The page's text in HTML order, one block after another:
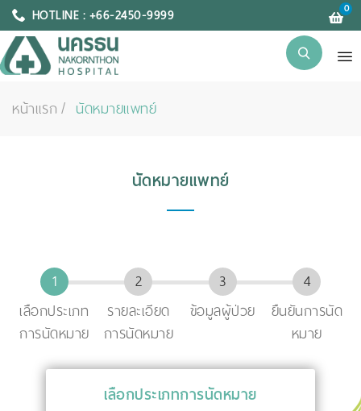
HOTLINE : +66-2450-9999 0
หน้าแรก นัดหมายแพทย์
นัดหมายแพทย์
เลือกประเภท
การนัดหมาย
รายละเอียด
การนัดหมาย
ข้อมูลผู้ป่วย
ยืนยันการนัด
หมาย
เลือกประเภทการนัดหมาย